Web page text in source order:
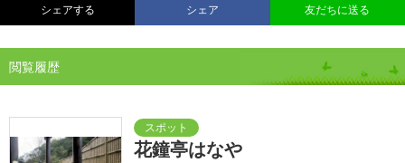
シェアする シェア 友だちに送る
閲覧履歴
花鐘亭はなや